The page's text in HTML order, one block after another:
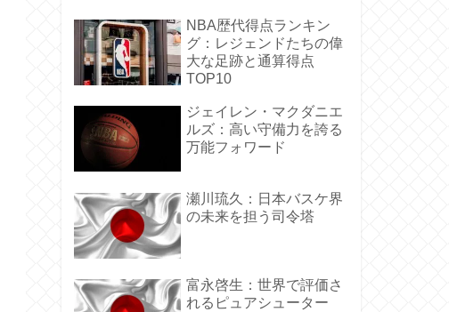
NBA歴代得点ランキン
グ：レジェンドたちの偉
大な足跡と通算得点
TOP10
ジェイレン・マクダニエ
ルズ：高い守備力を誇る
万能フォワード
瀬川琉久：日本バスケ界
の未来を担う司令塔
富永啓生：世界で評価さ
れるピュアシューター